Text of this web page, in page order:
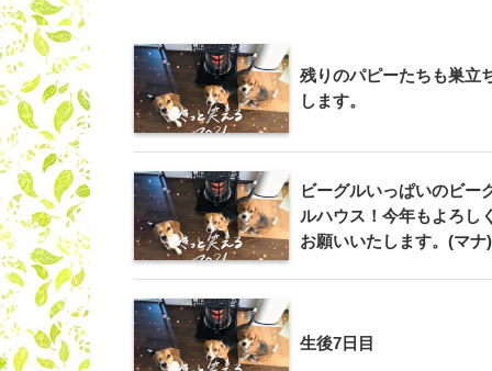
残りのパピーたちも巣立
します。
ビーグルいっぱいのビー
ルハウス！今年もよろし
お願いいたします。(マナ)
生後7日目